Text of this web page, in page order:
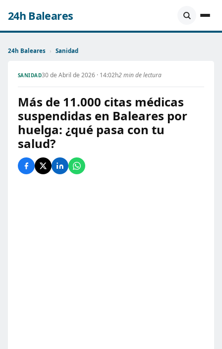
24h Baleares
24h Baleares › Sanidad
SANIDAD30 de Abril de 2026 · 14:02h2 min de lectura
Más de 11.000 citas médicas
suspendidas en Baleares por
huelga: ¿qué pasa con tu
salud?